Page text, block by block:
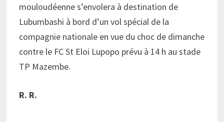
mouloudéenne s’envolera à destination de
Lubumbashi à bord d’un vol spécial de la
compagnie nationale en vue du choc de dimanche
contre le FC St Eloi Lupopo prévu à 14 h au stade
TP Mazembe.
R. R.